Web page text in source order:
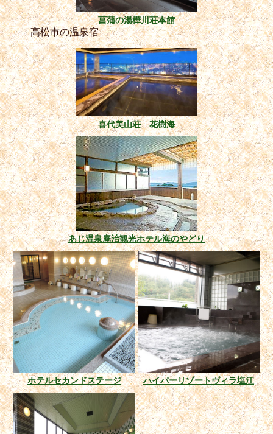
菖蒲の湯樺川荘本館
高松市の温泉宿
喜代美山荘 花樹海
あじ温泉庵治観光ホテル海のやどり
ホテルセカンドステージ ハイパーリゾートヴィラ塩江